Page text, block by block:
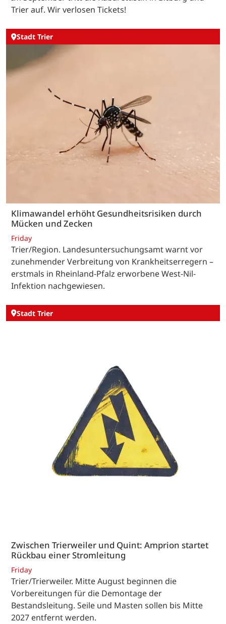
Trier auf. Wir verlosen Tickets!
Stadt Trier
Klimawandel erhöht Gesundheitsrisiken durch
Mücken und Zecken
Friday
Trier/Region. Landesuntersuchungsamt warnt vor
zunehmender Verbreitung von Krankheitserregern –
erstmals in Rheinland-Pfalz erworbene West-Nil-
Infektion nachgewiesen.
Stadt Trier
Zwischen Trierweiler und Quint: Amprion startet
Rückbau einer Stromleitung
Friday
Trier/Trierweiler. Mitte August beginnen die
Vorbereitungen für die Demontage der
Bestandsleitung. Seile und Masten sollen bis Mitte
2027 entfernt werden.